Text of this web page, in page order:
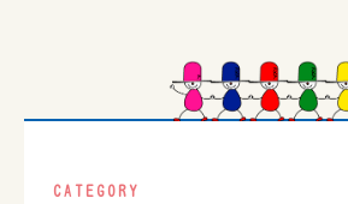
CATEGORY